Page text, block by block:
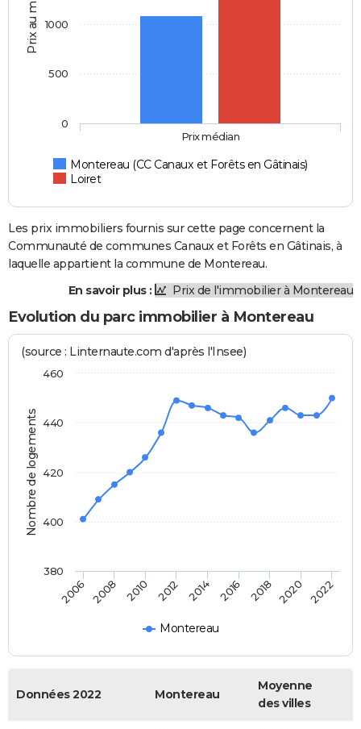
Prix au m2
Montereau (CC Canaux et Forêts en Gâtinais)
Loiret
Prix médian
0
500
1000
Les prix immobiliers fournis sur cette page concernent la
Communauté de communes Canaux et Forêts en Gâtinais, à
laquelle appartient la commune de Montereau.
En savoir plus :
Prix de l'immobilier à Montereau
Evolution du parc immobilier à Montereau
Nombre de logements
(source : Linternaute.com d'après l'Insee)
Montereau
2006 2008 2010 2012 2014 2016 2018 2020 2022
400
420
440
460
380
Données 2022 Montereau
Moyenne
des villes